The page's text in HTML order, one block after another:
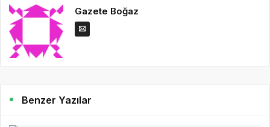
Gazete Boğaz
Benzer Yazılar